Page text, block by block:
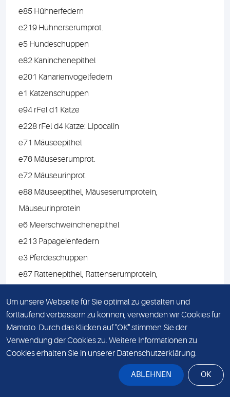
e85 Hühnerfedern
e219 Hühnerserumprot.
e5 Hundeschuppen
e82 Kaninchenepithel
e201 Kanarienvogelfedern
e1 Katzenschuppen
e94 rFel d1 Katze
e228 rFel d4 Katze: Lipocalin
e71 Mäuseepithel
e76 Mäuseserumprot.
e72 Mäuseurinprot.
e88 Mäuseepithel, Mäuseserumprotein,
Mäuseurinprotein
e6 Meerschweinchenepithel
e213 Papageienfedern
e3 Pferdeschuppen
e87 Rattenepithel, Rattenserumprotein,
e73 Rattenepithel
e74 Rattenurinprot.
e4 Rinderschuppen
e81 Schafepithel
Um unsere Webseite für Sie optimal zu gestalten und
fortlaufend verbessern zu können, verwenden wir Cookies für
Mamoto. Durch das Klicken auf "OK" stimmen Sie der
Verwendung der Cookies zu. Weitere Informationen zu
Cookies erhalten Sie in unserer Datenschutzerklärung.
ABLEHNEN OK